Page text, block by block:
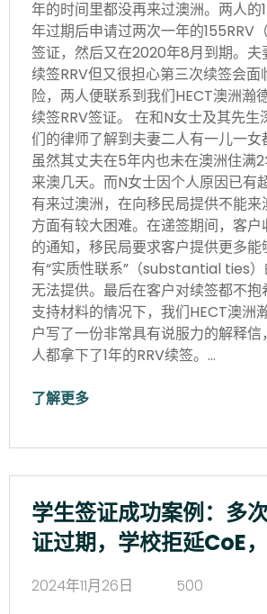
年的时间里都没再来过澳洲。两人的
年过期后申请过两次一年的155RRV
签证，然后又在2020年8月到期。夫
续签RRV但又很担心第三次续签会面
险，两人便联系到我们HECT澳洲瀚
续签RRV签证。 在和N女士及其先生
们的律师了解到夫妻二人有一儿一女
虽然其丈夫在5年内也未在澳洲住满
来澳几天。而N女士因个人原因已有
有来过澳洲，在向移民局提供不能来
方面有较大困难。在递签期间，客
的通知，移民局要求客户提供更多能
有“实质性联系”（substantial ties
无法提供。最后在客户对续签都不抱
支持材料的情况下，我们HECT澳洲
户写了一份非常具有说服力的解释信
人都拿下了1年的RRV续签。…
了解更多
学生签证成功案例：多
证过期，学校拒延CoE
2024年11月26日
500